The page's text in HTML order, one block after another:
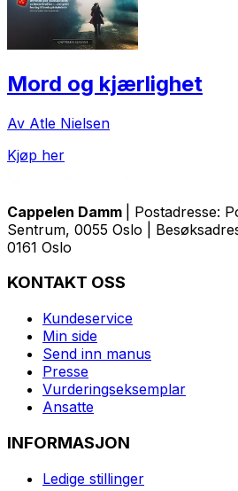
Mord og kjærlighet
Av Atle Nielsen
Kjøp her
Cappelen Damm
| Postadresse:
Sentrum, 0055 Oslo |
0161 Oslo
KONTAKT OSS
Kundeservice
Min side
Send inn manus
Presse
Vurderingseksemplar
Ansatte
INFORMASJON
Ledige stillinger